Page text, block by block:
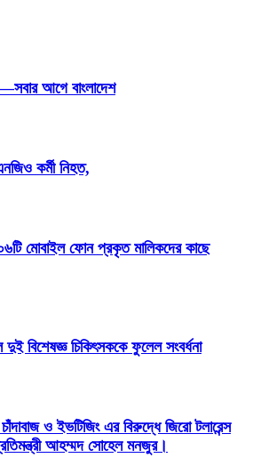
আগে বাংলাদেশ
কর্মী নিহত,
মোবাইল ফোন প্রকৃত মালিকদের কাছে
দুই বিশেষজ্ঞ চিকিৎসককে ফুলেল সংবর্ধনা
চাঁদাবাজ ও ইভটিজিং এর বিরুদ্ধে জিরো টলারেন্স
আহম্মদ সোহেল মনজুর।